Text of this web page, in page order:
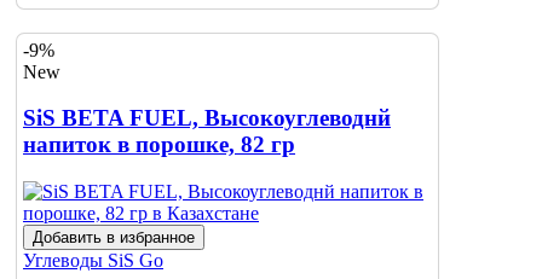
-9%
New
SiS BETA FUEL, Высокоуглеводнй
напиток в порошке, 82 гр
Добавить в избранное
Углеводы SiS Go